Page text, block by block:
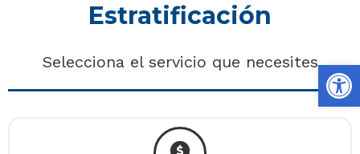
Estratificación
Selecciona el servicio que necesites